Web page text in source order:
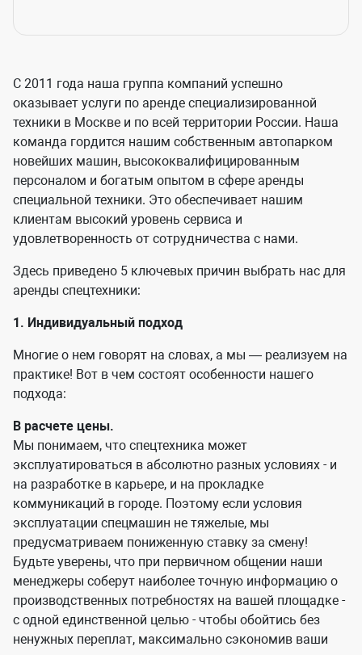
С 2011 года наша группа компаний успешно
оказывает услуги по аренде специализированной
техники в Москве и по всей территории России. Наша
команда гордится нашим собственным автопарком
новейших машин, высококвалифицированным
персоналом и богатым опытом в сфере аренды
специальной техники. Это обеспечивает нашим
клиентам высокий уровень сервиса и
удовлетворенность от сотрудничества с нами.
Здесь приведено 5 ключевых причин выбрать нас для
аренды спецтехники:
1. Индивидуальный подход
Многие о нем говорят на словах, а мы — реализуем на
практике! Вот в чем состоят особенности нашего
подхода:
В расчете цены.
Мы понимаем, что спецтехника может
эксплуатироваться в абсолютно разных условиях - и
на разработке в карьере, и на прокладке
коммуникаций в городе. Поэтому если условия
эксплуатации спецмашин не тяжелые, мы
предусматриваем пониженную ставку за смену!
Будьте уверены, что при первичном общении наши
менеджеры соберут наиболее точную информацию о
производственных потребностях на вашей площадке -
с одной единственной целью - чтобы обойтись без
ненужных переплат, максимально сэкономив ваши